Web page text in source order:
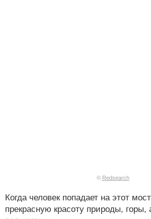
© Redsearch
Когда человек попадает на этот
прекрасную красоту природы, горы,